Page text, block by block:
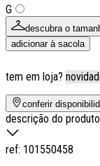
G
descubra o
adicionar à sacola
tem em loja?
conferir
descrição do produto
ref: 101550458